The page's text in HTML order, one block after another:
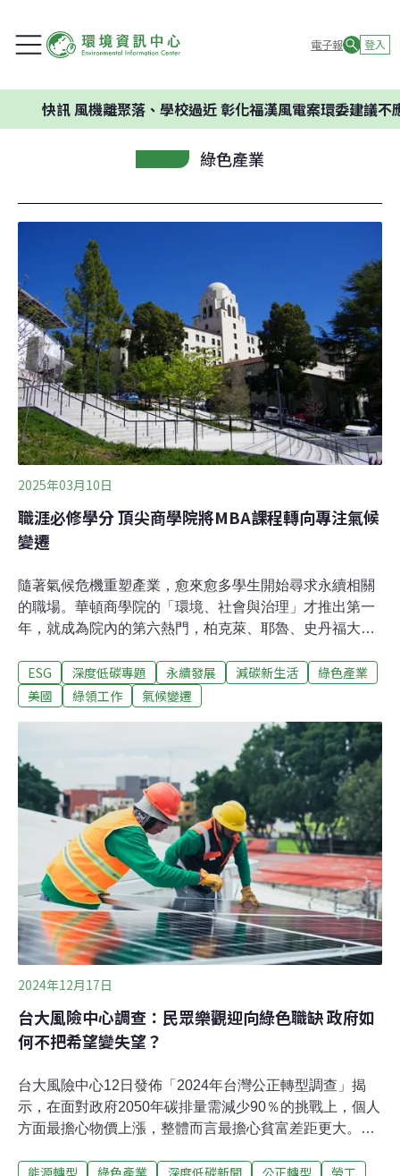
電子報 登入
風機離聚落、學校過近 彰化福漢風電案環委建議不應開發
綠色產業
2025年03月10日
職涯必修學分 頂尖商學院將MBA課程轉向專注氣候
變遷
隨著氣候危機重塑產業，愈來愈多學生開始尋求永續相關
的職場。華頓商學院的「環境、社會與治理」才推出第一
年，就成為院內的第六熱門，柏克萊、耶魯、史丹福大學
書。每年2月的ClimateCap峰會，儼然已成為許多MBA學
生熱衷參加的盛會。偌大的演講廳裡，密密麻麻坐著來自
注聆聽台上講者分享企業永續、環境政策、能源轉型等各
種氣候議題。過去，企管與環境像兩個涇渭分明的學科領
域，學習內容迥異。近年全球各產業都必須應對氣候議
題，愈來愈多頂尖商學院增加了相關課程、證書，甚至開
設MBA與環境碩士的雙學位課程。「商學院談論氣候變遷
的方式發生了根本的轉變。以前只有一小群有熱情的MBA
在談論這主題，現在卻得到高層的大力支持，」
《Trellis》指出，像是巴黎高等商學院（HEC Paris）、劍
橋大學商學院、歐洲工商
ESG 深度低碳專題 永續發展 減碳新生活
綠色產業
美國
綠領工作 氣候變遷
2024年12月17日
台大風險中心調查：民眾樂觀迎向綠色職缺 政府如
何不把希望變失望？
台大風險中心12日發佈「2024年台灣公正轉型調查」揭
示，在面對政府2050年碳排量需減少90％的挑戰上，個人
方面最擔心物價上漲，整體而言最擔心貧富差距更大。不
者認為自己能轉職至新領域。民眾樂觀迎向綠色職缺，政
能源轉型 綠色產業 深度低碳新聞 公正轉型 勞工